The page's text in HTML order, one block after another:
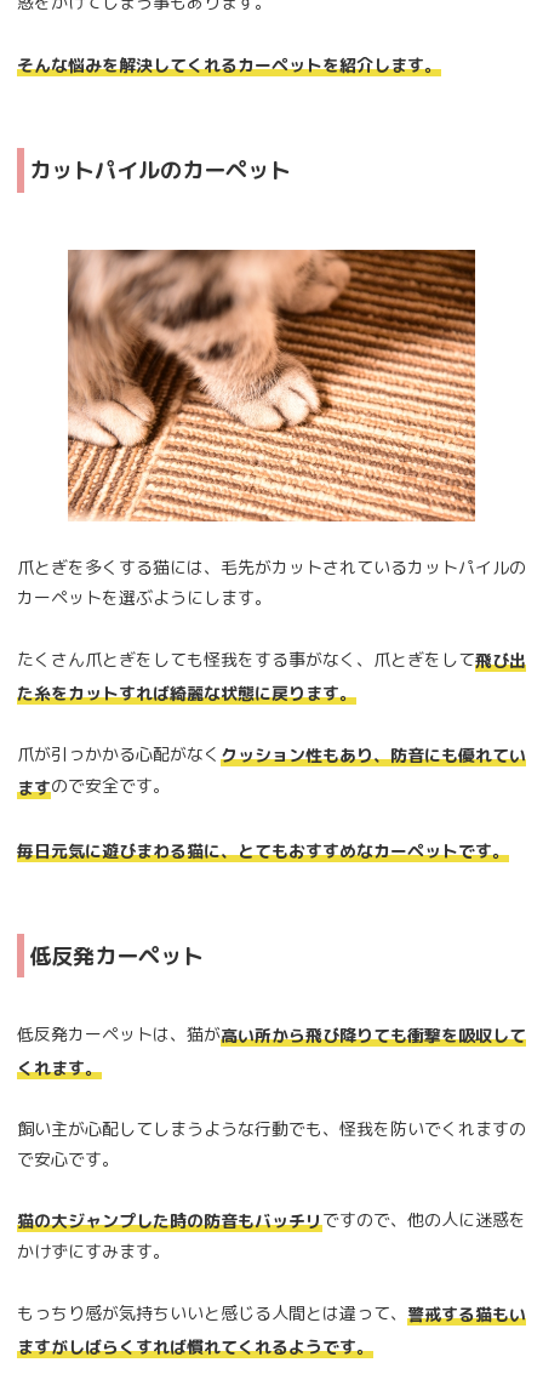
そんな悩みを解決してくれるカーペットを紹介します。
カットパイルのカーペット
爪とぎを多くする猫には、毛先がカットされているカットパイルの
カーペットを選ぶようにします。
たくさん爪とぎをしても怪我をする事がなく、爪とぎをして飛び出
た糸をカットすれば綺麗な状態に戻ります。
爪が引っかかる心配がなく クッション性もあり、防音にも優れてい
ますので安全です。
毎日元気に遊びまわる猫に、とてもおすすめなカーペットです。
低反発カーペット
低反発カーペットは、猫が高い所から飛び降りても衝撃を吸収して
くれます。
飼い主が心配してしまうような行動でも、怪我を防いでくれますの
で安心です。
猫の大ジャンプした時の防音もバッチリですので、他の人に迷惑を
かけずにすみます。
もっちり感が気持ちいいと感じる人間とは違って、 警戒する猫もい
ますがしばらくすれば慣れてくれるようです。